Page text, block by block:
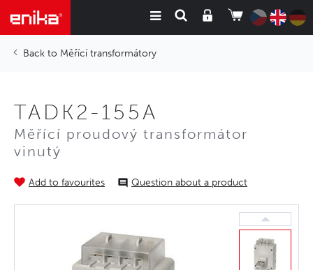
Měřící transformátory
TADK2-155A
Měřící proudový transformátor
vinutý
Add to favourites Question about a product